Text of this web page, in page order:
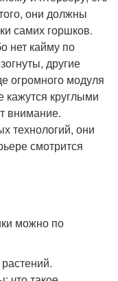
они должны
самих горшков.
нет кайму по
другие
огромного модуля
кажутся круглыми
внимание.
технологий, они
смотрится
можно по